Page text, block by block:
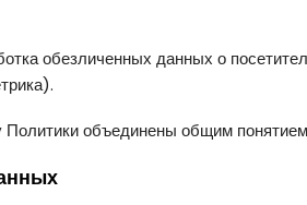
обезличенных данных о
объединены общим